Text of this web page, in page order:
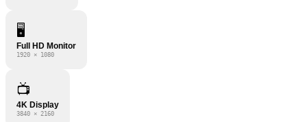
🖥️
Full HD Monitor
1920 × 1080
📺
4K Display
3840 × 2160